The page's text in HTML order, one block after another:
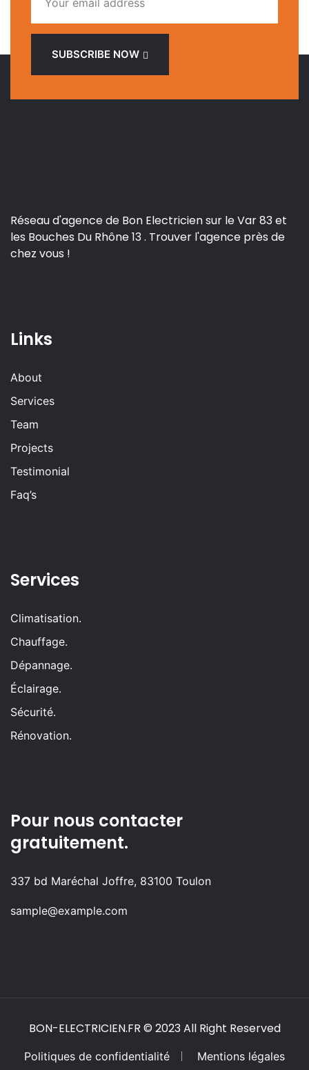
SUBSCRIBE NOW
Réseau d'agence de Bon Electricien sur le Var 83 et
les Bouches Du Rhône 13 . Trouver l'agence près de
chez vous !
Links
About
Services
Team
Projects
Testimonial
Faq’s
Services
Climatisation.
Chauffage.
Dépannage.
Éclairage.
Sécurité.
Rénovation.
Pour nous contacter
gratuitement.
337 bd Maréchal Joffre, 83100 Toulon
sample@example.com
BON-ELECTRICIEN.FR © 2023 All Right Reserved
Politiques de confidentialité Mentions légales